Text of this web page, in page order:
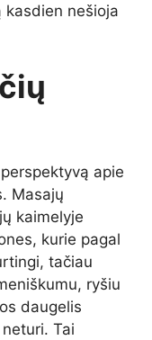
kasdien nešioja
apie
Masajų
kaimelyje
kurie pagal
tačiau
ryšiu
daugelis
Tai